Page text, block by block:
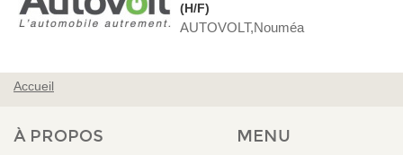
(H/F)
AUTOVOLT,Nouméa
VOUS ÊTES ICI
Accueil
À PROPOS MENU